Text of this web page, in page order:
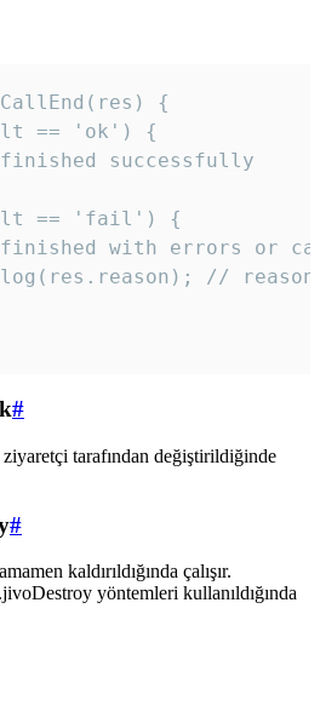
{
== 'ok') {
successfully
== 'fail') {
with errors or
//
#
tarafından değiştirildiğinde
#
kaldırıldığında çalışır.
yöntemleri kullanıldığında